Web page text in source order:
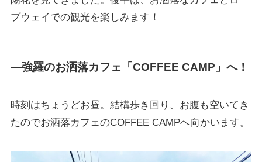
プウェイでの観光を楽しみます！
―強羅のお洒落カフェ「COFFEE CAMP」へ！
時刻はちょうどお昼。結構歩き回り、お腹も空いてき
たのでお洒落カフェのCOFFEE CAMPへ向かいます。